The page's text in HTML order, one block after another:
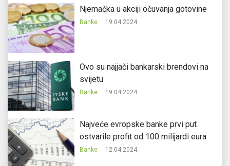
Njemačka u akciji očuvanja gotovine
Banke 19.04.2024.
Ovo su najjači bankarski brendovi na
svijetu
Banke 19.04.2024.
Najveće evropske banke prvi put
ostvarile profit od 100 milijardi eura
Banke 12.04.2024.